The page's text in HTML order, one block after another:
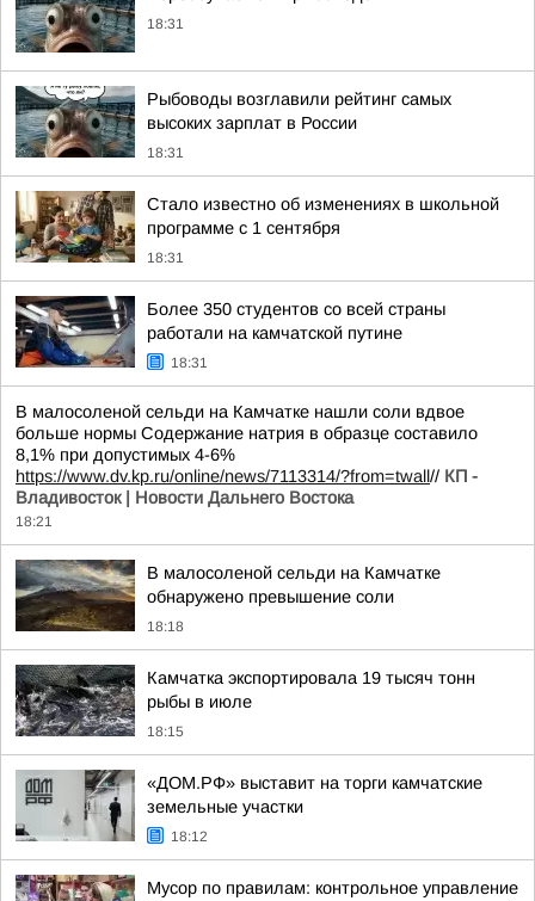
18:31
Рыбоводы возглавили рейтинг самых
высоких зарплат в России
18:31
Стало известно об изменениях в школьной
программе с 1 сентября
18:31
Более 350 студентов со всей страны
работали на камчатской путине
18:31
В малосоленой сельди на Камчатке нашли соли вдвое
больше нормы Содержание натрия в образце составило
8,1% при допустимых 4-6%
https://www.dv.kp.ru/online/news/7113314/?from=twall// КП -
Владивосток | Новости Дальнего Востока
18:21
В малосоленой сельди на Камчатке
обнаружено превышение соли
18:18
Камчатка экспортировала 19 тысяч тонн
рыбы в июле
18:15
«ДОМ.РФ» выставит на торги камчатские
земельные участки
18:12
Мусор по правилам: контрольное управление